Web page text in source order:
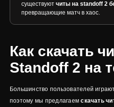
существуют читы на standoff 2
превращающие матч в хаос.
Как скачать
Standoff 2 на
Большинство пользователей
поэтому мы предлагаемскачать